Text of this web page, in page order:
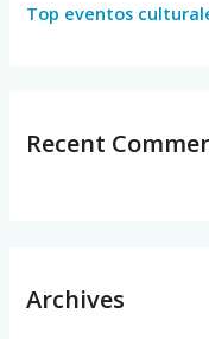
Top eventos
Recent
Archives